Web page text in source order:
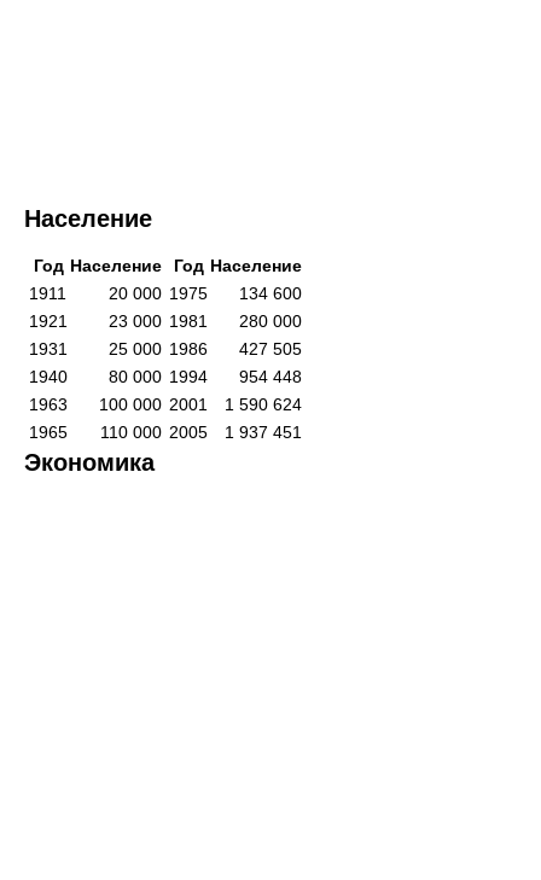
Население
Год Население
1911
20 000
1921
23 000
1931
25 000
1940
80 000
1963
100 000
1965
110 000
Год Население
1975
134 600
1981
280 000
1986
427 505
1994
954 448
2001
1 590 624
2005
1 937 451
Экономика